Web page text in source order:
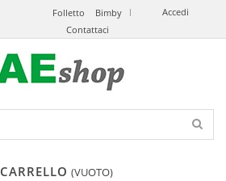
Accedi
Folletto
Bimby
Contattaci
CARRELLO (VUOTO)